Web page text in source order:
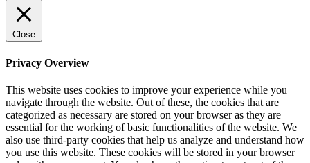
Close
Privacy Overview
This website uses cookies to improve your experience while you
navigate through the website. Out of these, the cookies that are
categorized as necessary are stored on your browser as they are
essential for the working of basic functionalities of the website. We
also use third-party cookies that help us analyze and understand how
you use this website. These cookies will be stored in your browser